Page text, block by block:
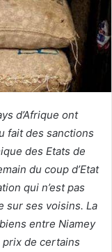
d’Afrique ont
fait des sanctions
des Etats de
du coup d’Etat
qui n’est pas
sur ses voisins. La
entre Niamey
prix de certains